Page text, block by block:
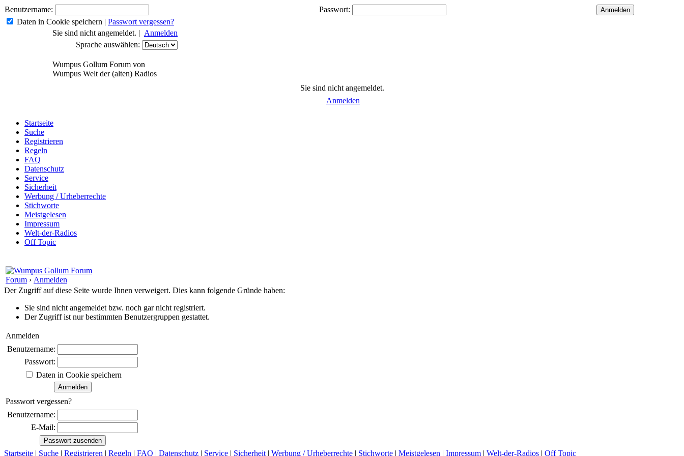
Benutzername:
Passwort:
Daten in Cookie speichern | Passwort vergessen?
Sie sind nicht angemeldet. | Anmelden
Sprache auswählen:
Wumpus Gollum Forum von
Wumpus Welt der (alten) Radios
Sie sind nicht angemeldet.
Anmelden
Startseite
Suche
Registrieren
Regeln
FAQ
Datenschutz
Service
Sicherheit
Werbung / Urheberrechte
Stichworte
Meistgelesen
Impressum
Welt-der-Radios
Off Topic
Forum › Anmelden
Der Zugriff auf diese Seite wurde Ihnen verweigert. Dies kann folgende Gründe haben:
Sie sind nicht angemeldet bzw. noch gar nicht registriert.
Der Zugriff ist nur bestimmten Benutzergruppen gestattet.
Anmelden
Benutzername:
Passwort:
Daten in Cookie speichern
Passwort vergessen?
Benutzername:
E-Mail:
Startseite | Suche | Registrieren | Regeln | FAQ | Datenschutz | Service | Sicherheit | Werbung / Urheberrechte | Stichworte | Meistgelesen | Impressum | Welt-der-Radios | Off Topic